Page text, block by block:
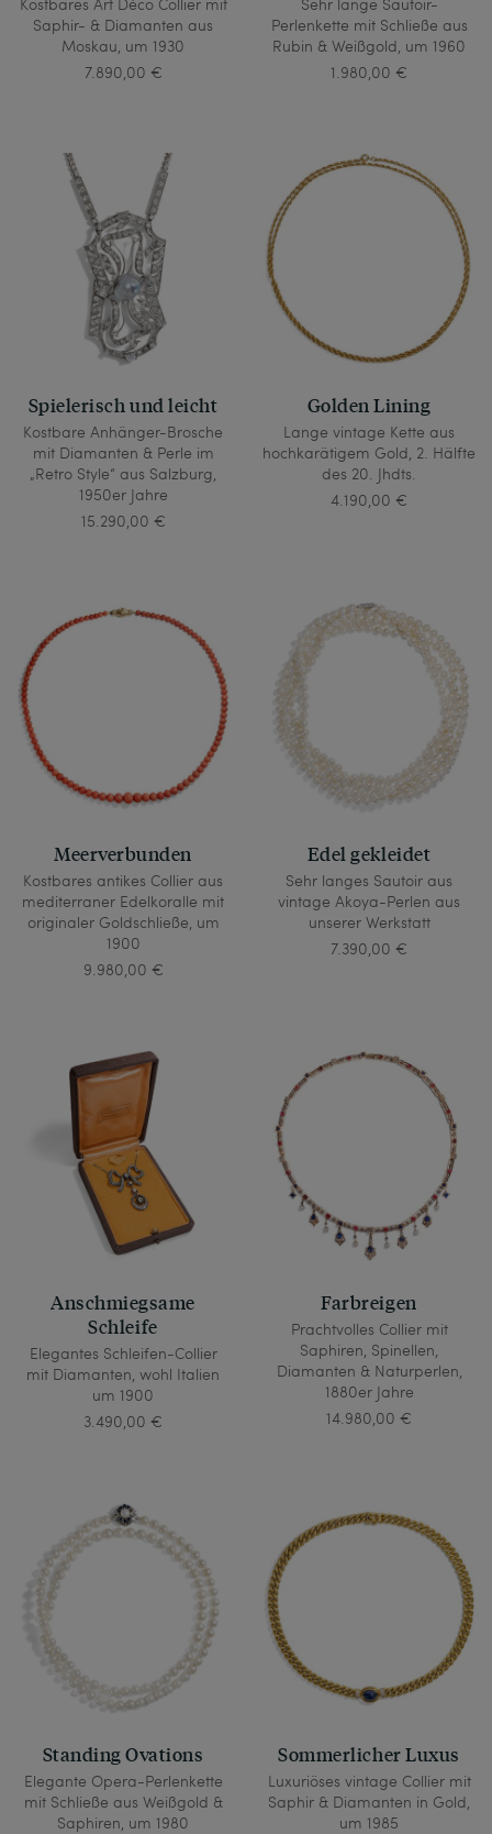
Saphir- & Diamanten aus
Moskau, um 1930
7.890,00 €
Perlenkette mit Schließe aus
Rubin & Weißgold, um 1960
1.980,00 €
Spielerisch und leicht
Kostbare Anhänger-Brosche
mit Diamanten & Perle im
„Retro Style“ aus Salzburg,
1950er Jahre
15.290,00 €
Golden Lining
Lange vintage Kette aus
hochkarätigem Gold, 2. Hälfte
des 20. Jhdts.
4.190,00 €
Meerverbunden
Kostbares antikes Collier aus
mediterraner Edelkoralle mit
originaler Goldschließe, um
1900
9.980,00 €
Edel gekleidet
Sehr langes Sautoir aus
vintage Akoya-Perlen aus
unserer Werkstatt
7.390,00 €
Anschmiegsame
Schleife
Elegantes Schleifen-Collier
mit Diamanten, wohl Italien
um 1900
3.490,00 €
Farbreigen
Prachtvolles Collier mit
Saphiren, Spinellen,
Diamanten & Naturperlen,
1880er Jahre
14.980,00 €
Standing Ovations
Elegante Opera-Perlenkette
mit Schließe aus Weißgold &
Saphiren, um 1980
Sommerlicher Luxus
Luxuriöses vintage Collier mit
Saphir & Diamanten in Gold,
um 1985